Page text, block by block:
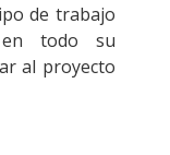
de trabajo
en todo su
al proyecto